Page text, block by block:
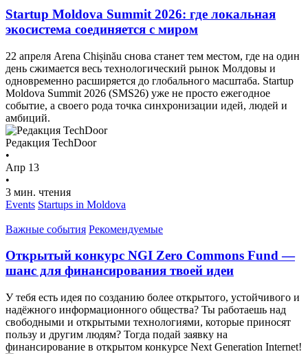
Startup Moldova Summit 2026: где локальная
экосистема соединяется с миром
22 апреля Arena Chișinău снова станет тем местом, где на один
день сжимается весь технологический рынок Молдовы и
одновременно расширяется до глобального масштаба. Startup
Moldova Summit 2026 (SMS26) уже не просто ежегодное
событие, а своего рода точка синхронизации идей, людей и
амбиций.
Редакция TechDoor
•
Апр 13
•
3 мин. чтения
Events Startups in Moldova
Важные события Рекомендуемые
Открытый конкурс NGI Zero Commons Fund —
шанс для финансирования твоей идеи
У тебя есть идея по созданию более открытого, устойчивого и
надёжногo информационного общества? Ты работаешь над
свободными и открытыми технологиями, которые приносят
пользу и другим людям? Тогда подай заявку на
финансирование в открытом конкурсе Next Generation Internet!